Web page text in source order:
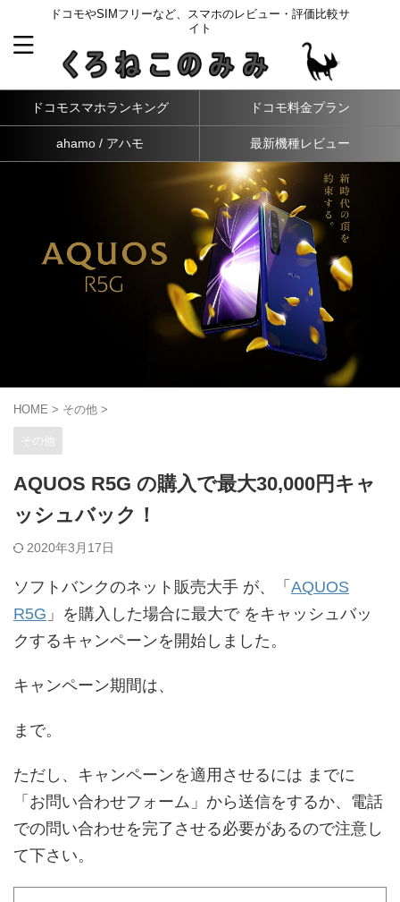
ドコモやSIMフリーなど、スマホのレビュー・評価比較サ
イト
ドコモスマホランキング ドコモ料金プラン
ahamo / アハモ 最新機種レビュー
HOME > その他 >
その他
AQUOS R5G の購入で最大30,000円キャ
ッシュバック！
2020年3月17日
ソフトバンクのネット販売大手 が、「 AQUOS
R5G 」を購入した場合に最大で をキャッシュバッ
クするキャンペーンを開始しました。
キャンペーン期間は、
まで。
ただし、キャンペーンを適用させるには までに
「お問い合わせフォーム」から送信をするか、電話
での問い合わせを完了させる必要があるので注意し
て下さい。